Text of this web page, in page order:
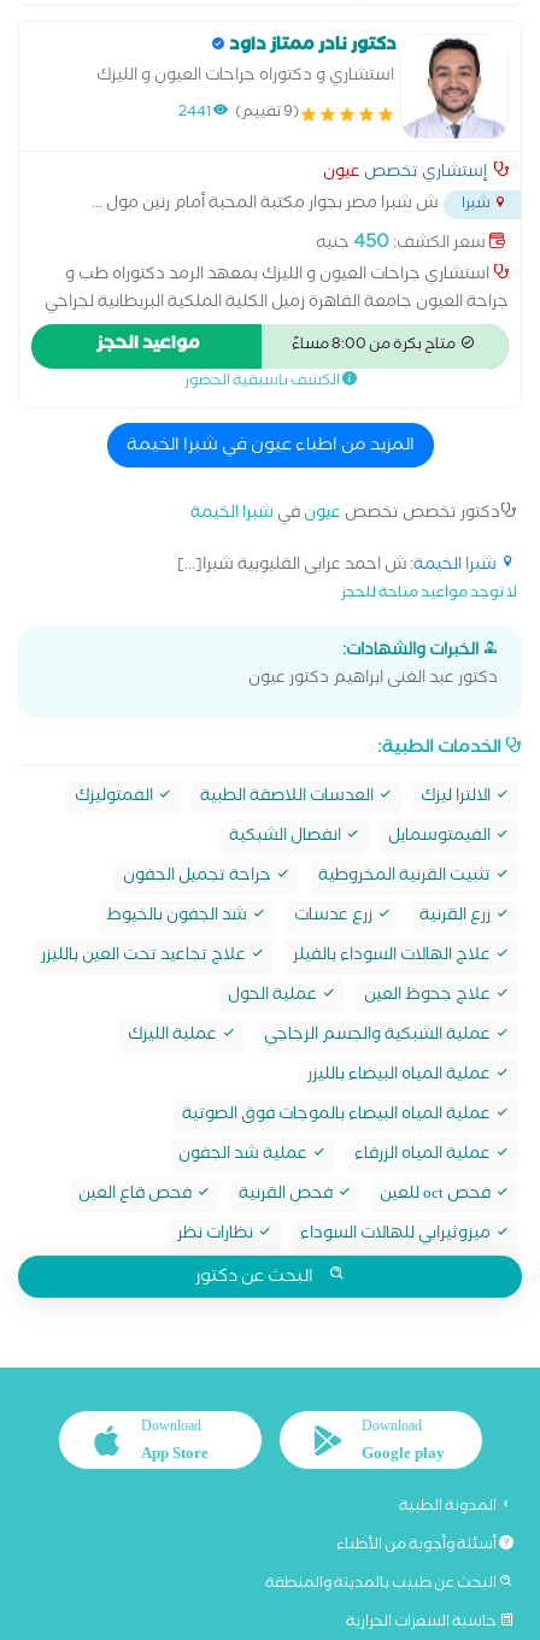
دكتور نادر ممتاز داود
استشاري و دكتوراه جراحات العيون و الليزك
(9 تقييم) 2441
إستشاري تخصص عيون
شبرا ش شبرا مصر بجوار مكتبة المحبة أمام رنين مول...
سعر الكشف:450جنيه
استشاري جراحات العيون و الليزك بمعهد الرمد دكتوراه طب و
جراحة العيون جامعة القاهرة زميل الكلية الملكية البريطانية لجراحي
العيون-جلاسكو عضو الكلية الملكية البريطانية لجراحي العيون-ادنبره
زميل المجلس الطبي الدولي لجراحات العيون-سويسرا خريج منتسب
لجامعة هارفارد الأمريكية
متاح بكرة من 8:00 مساءً مواعيد الحجز
الكشف باسبقية الحضور
المزيد من اطباء عيون في شبرا الخيمة
دكتور تخصص تخصص عيونفي شبرا الخيمة
شبرا الخيمة: ش احمد عرابى القليوبية شبرا[...]
لا توجد مواعيد متاحة للحجز
الخبرات والشهادات:
دكتور عبد الغنى ابراهيم دكتور عيون
الخدمات الطبية:
الالترا ليزك العدسات اللاصقة الطبية
الفمتوليزك
الفيمتوسمايل
انفصال الشبكية
تثبيت القرنية المخروطية
جراحة تجميل الجفون
زرع القرنية
زرع عدسات
شد الجفون بالخيوط
علاج الهالات السوداء بالفيلر
علاج تجاعيد تحت العين بالليزر
علاج جحوظ العين
عملية الحول
عملية الشبكية والجسم الزجاجي
عملية الليزك
عملية المياه البيضاء بالليزر
عملية المياه البيضاء بالموجات فوق الصوتية
عملية المياه الزرقاء
عملية شد الجفون
فحص oct للعين
فحص القرنية
فحص قاع العين
ميزوثيرابي للهالات السوداء
نظارات نظر
البحث عن دكتور
Download
Google play
Download
App Store
المدونة الطبية
أسئلة وأجوبة من الأطباء
البحث عن طبيب بالمدينة والمنطقة
حاسبة السعرات الحرارية